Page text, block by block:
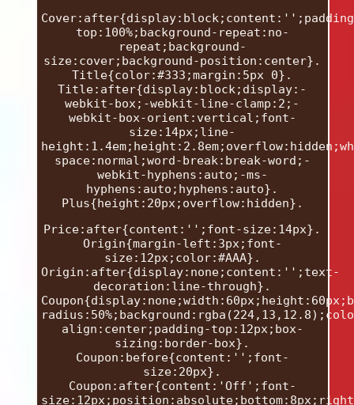
top:100%;background-repeat:no-
repeat;background-
size:cover;background-position:center}.
Title{color:#333;margin:5px 0}.
Title:after{display:block;display:-
webkit-box;-webkit-line-clamp:2;-
webkit-box-orient:vertical;font-
size:14px;line-
space:normal;word-break:break-word;-
webkit-hyphens:auto;-ms-
hyphens:auto;hyphens:auto}.
Plus{height:20px;overflow:hidden}.
Price:after{content:'';font-size:14px}.
Origin{margin-left:3px;font-
size:12px;color:#AAA}.
Origin:after{display:none;content:'';text-
decoration:line-through}.
align:center;padding-top:12px;box-
sizing:border-box}.
Coupon:before{content:'';font-
size:20px}.
Coupon:after{content:'Off';font-